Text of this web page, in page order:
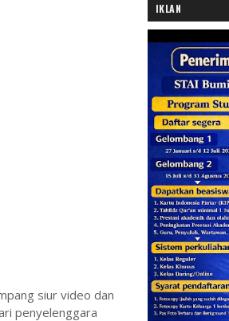
siur video dan
penyelenggara
IKLAN